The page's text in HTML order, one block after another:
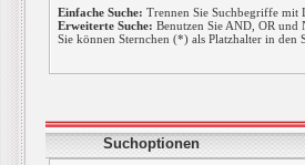
Einfache Suche: Trennen Sie Suchbegriffe mit
Erweiterte Suche: Benutzen Sie AND, OR
Sie können Sternchen (*) als Platzhalter in
Suchoptionen